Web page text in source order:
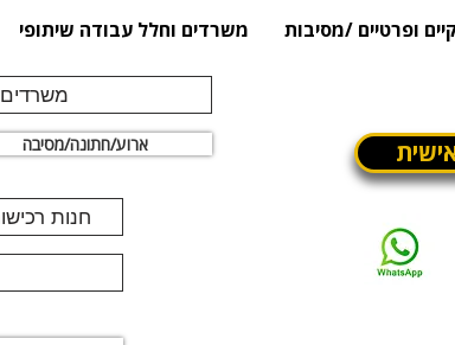
ופרטיים /מסיבות משרדים וחלל עבודה שיתופי
משרדים
ארוע/חתונה/מסיבה
חנות